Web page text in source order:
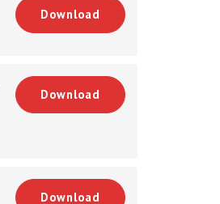
Download
Download
Download